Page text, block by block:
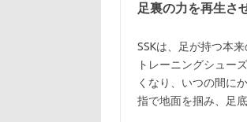
足裏の力を再生さ
SSKは、足が持つ本
トレーニングシュー
くなり、いつの間に
指で地面を掴み、足